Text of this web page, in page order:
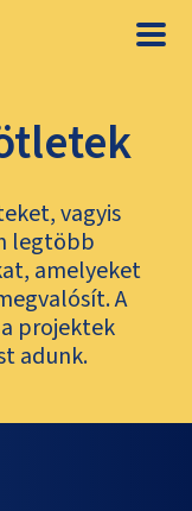
vagyis
legtöbb
amelyeket
A
projektek
adunk.